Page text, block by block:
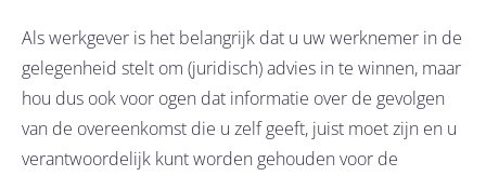
Als werkgever is het belangrijk dat u uw werknemer in de
gelegenheid stelt om (juridisch) advies in te winnen, maar
hou dus ook voor ogen dat informatie over de gevolgen
van de overeenkomst die u zelf geeft, juist moet zijn en u
verantwoordelijk kunt worden gehouden voor de